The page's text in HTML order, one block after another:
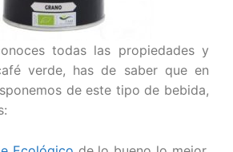
todas las propiedades y
verde, has de saber que en
de este tipo de bebida,